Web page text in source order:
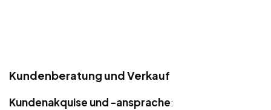
Kundenberatung und Verkauf
Kundenakquise und -ansprache: